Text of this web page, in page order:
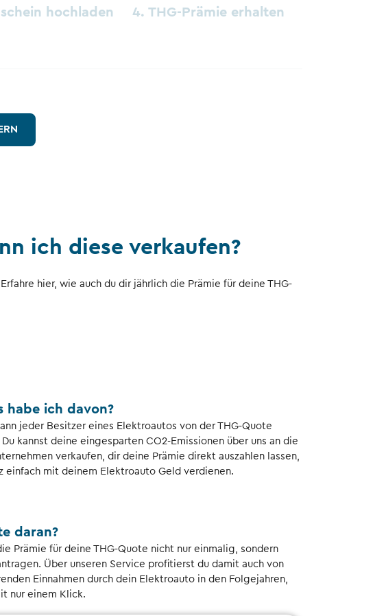
hochladen 4. THG-Prämie erhalten
ich diese verkaufen?
hier, wie auch du dir jährlich die Prämie für deine THG-
habe ich davon?
jeder Besitzer eines Elektroautos von der THG-Quote
kannst deine eingesparten CO2-Emissionen über uns an die
verkaufen, dir deine Prämie direkt auszahlen lassen,
einfach mit deinem Elektroauto Geld verdienen.
daran?
Prämie für deine THG-Quote nicht nur einmalig, sondern
Über unseren Service profitierst du damit auch von
Einnahmen durch dein Elektroauto in den Folgejahren,
nur einem Klick.